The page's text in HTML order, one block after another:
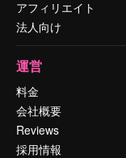
アフィリエイト
法人向け
運営
料金
会社概要
Reviews
採用情報